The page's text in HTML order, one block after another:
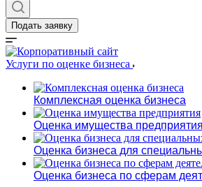
Подать заявку
Услуги по оценке бизнеса
Комплексная оценка бизнеса
Оценка имущества предприятия
Оценка бизнеса для
Оценка бизнеса по сферам